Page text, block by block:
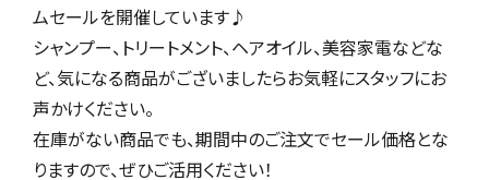
ムセールを開催しています♪
シャンプー、トリートメント、ヘアオイル、美容家電などな
ど、気になる商品がございましたらお気軽にスタッフにお
声かけください。
在庫がない商品でも、期間中のご注文でセール価格とな
りますので、ぜひご活用ください！